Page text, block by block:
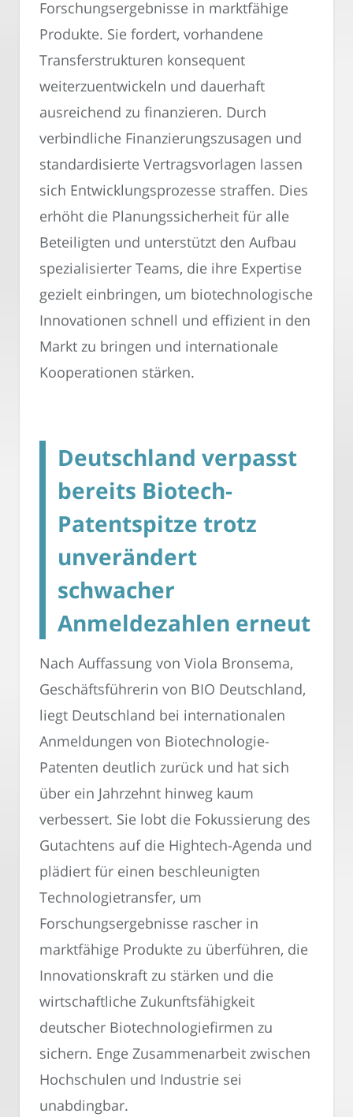
Forschungsergebnisse in marktfähige
Produkte. Sie fordert, vorhandene
Transferstrukturen konsequent
weiterzuentwickeln und dauerhaft
ausreichend zu finanzieren. Durch
verbindliche Finanzierungszusagen und
standardisierte Vertragsvorlagen lassen
sich Entwicklungsprozesse straffen. Dies
erhöht die Planungssicherheit für alle
Beteiligten und unterstützt den Aufbau
spezialisierter Teams, die ihre Expertise
gezielt einbringen, um biotechnologische
Innovationen schnell und effizient in den
Markt zu bringen und internationale
Kooperationen stärken.
Deutschland verpasst
bereits Biotech-
Patentspitze trotz
unverändert
schwacher
Anmeldezahlen erneut
Nach Auffassung von Viola Bronsema,
Geschäftsführerin von BIO Deutschland,
liegt Deutschland bei internationalen
Anmeldungen von Biotechnologie-
Patenten deutlich zurück und hat sich
über ein Jahrzehnt hinweg kaum
verbessert. Sie lobt die Fokussierung des
Gutachtens auf die Hightech-Agenda und
plädiert für einen beschleunigten
Technologietransfer, um
Forschungsergebnisse rascher in
marktfähige Produkte zu überführen, die
Innovationskraft zu stärken und die
wirtschaftliche Zukunftsfähigkeit
deutscher Biotechnologiefirmen zu
sichern. Enge Zusammenarbeit zwischen
Hochschulen und Industrie sei
unabdingbar.